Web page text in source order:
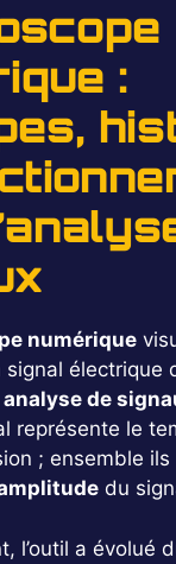
:
numérique
signal électrique
analyse de
représente le
; ensemble ils
du
l’outil a évolué